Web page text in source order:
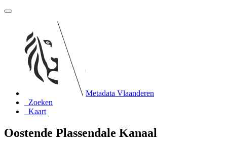
Metadata Vlaanderen
Zoeken
Kaart
Oostende Plassendale Kanaal